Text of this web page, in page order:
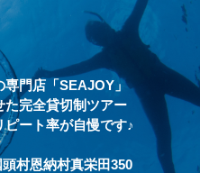
専門店「SEAJOY」
た完全貸切制ツアー
ート率が自慢です♪
村恩納村真栄田350